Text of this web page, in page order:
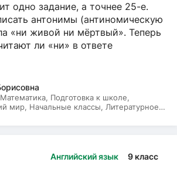
одно задание, а точнее 25-е.
антонимы (антиномическую
«ни живой ни мёртвый». Теперь
ли «ни» в ответе
Математика, Подготовка к школе,
мир, Начальные классы, Литературное
Английский язык 9 класс